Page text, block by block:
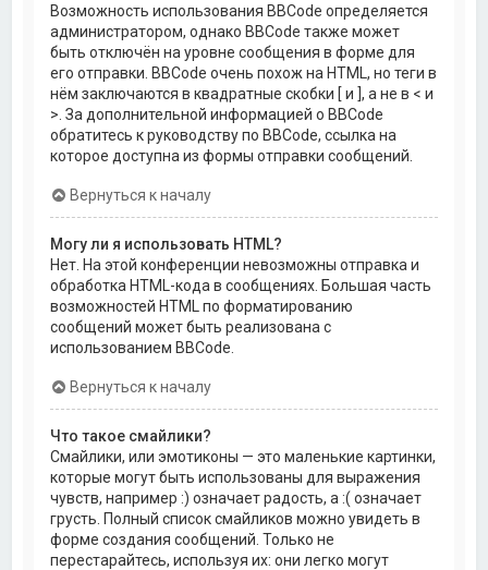
Возможность использования BBCode определяется
администратором, однако BBCode также может
быть отключён на уровне сообщения в форме для
его отправки. BBCode очень похож на HTML, но теги в
нём заключаются в квадратные скобки [ и ], а не в < и
>. За дополнительной информацией о BBCode
обратитесь к руководству по BBCode, ссылка на
которое доступна из формы отправки сообщений.
Вернуться к началу
Могу ли я использовать HTML?
Нет. На этой конференции невозможны отправка и
обработка HTML-кода в сообщениях. Большая часть
возможностей HTML по форматированию
сообщений может быть реализована с
использованием BBCode.
Вернуться к началу
Что такое смайлики?
Смайлики, или эмотиконы — это маленькие картинки,
которые могут быть использованы для выражения
чувств, например :) означает радость, а :( означает
грусть. Полный список смайликов можно увидеть в
форме создания сообщений. Только не
перестарайтесь, используя их: они легко могут